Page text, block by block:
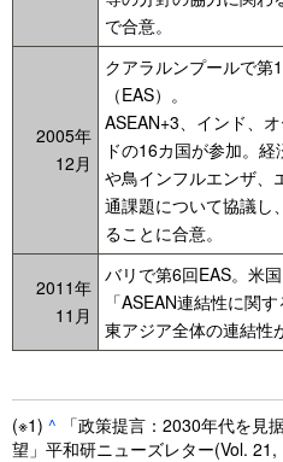
で合意。
2005年
12月
クアラルンプールで第
（EAS）。
ASEAN+3、インド、
ドの16カ国が参加。
や鳥インフルエンザ、
通課題について協議し
ることに合意。
2011年
11月
バリで第6回EAS。米
「ASEAN連結性に関
東アジア全体の連結性
(※1) ^ 「政策提言：2030年代を見
望」平和研ニューズレター(Vol. 21,